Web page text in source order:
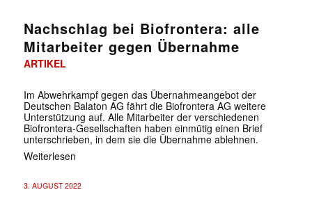
Nachschlag bei Biofrontera: alle
Mitarbeiter gegen Übernahme
ARTIKEL
Im Abwehrkampf gegen das Übernahmeangebot der
Deutschen Balaton AG fährt die Biofrontera AG weitere
Unterstützung auf. Alle Mitarbeiter der verschiedenen
Biofrontera-Gesellschaften haben einmütig einen Brief
unterschrieben, in dem sie die Übernahme ablehnen.
Weiterlesen
3. AUGUST 2022